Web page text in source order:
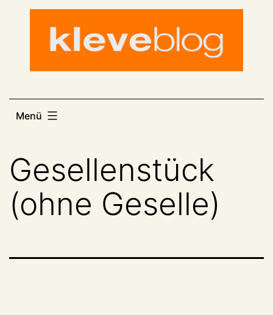
Menü
Gesellenstück
(ohne Geselle)